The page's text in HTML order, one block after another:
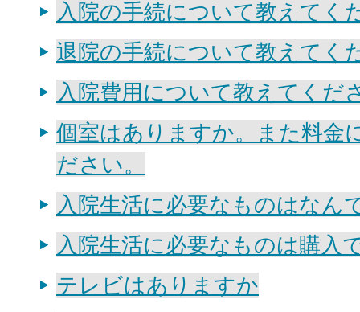
入院の手続について教えてく
退院の手続について教えてく
入院費用について教えてくだ
個室はありますか。また料金
ださい。
入院生活に必要なものはなん
入院生活に必要なものは購入
テレビはありますか